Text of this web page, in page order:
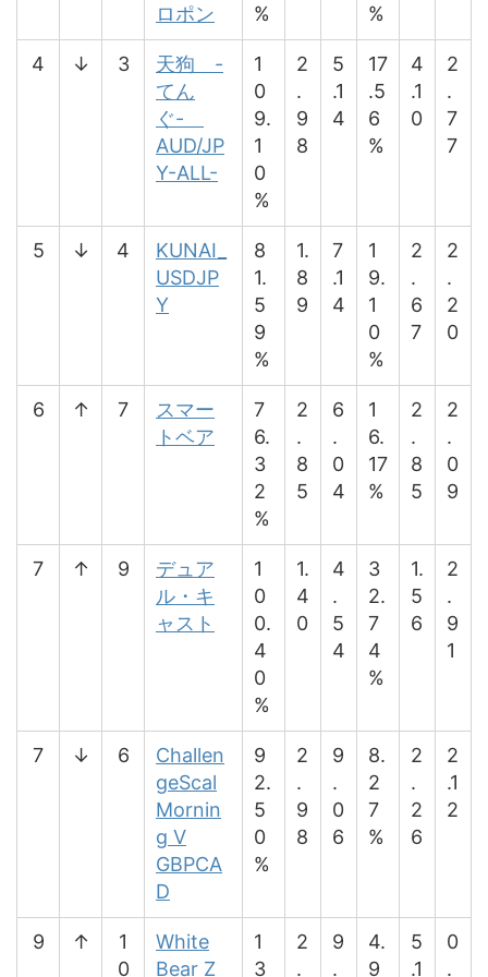
ロポン
%
%
4 ↓ 3
天狗 -
てん
ぐ-
AUD/JP
Y-ALL-
1
0
9.
1
0
%
2
.
9
8
5
.1
4
17
.5
6
%
4
.1
0
2
.
7
7
5 ↓ 4
KUNAI_
USDJP
Y
8
1.
5
9
%
1.
8
9
7
.1
4
1
9.
1
0
%
2
.
6
7
2
.
2
0
6 ↑ 7
スマー
トベア
7
6.
3
2
%
2
.
8
5
6
.
0
4
1
6.
17
%
2
.
8
5
2
.
0
9
7 ↑ 9
デュア
ル・キ
ャスト
1
0
0.
4
0
%
1.
4
0
4
.
5
4
3
2.
7
4
%
1.
5
6
2
.
9
1
7 ↓ 6
Challen
geScal
Mornin
g V
GBPCA
D
9
2.
5
0
%
2
.
9
8
9
.
0
6
8.
2
7
%
2
.
2
6
2
.1
2
9 ↑
1
0
White
Bear Z
1
3
2
.
9
.
4.
9
5
.1
0
.